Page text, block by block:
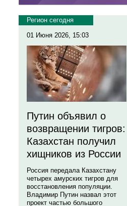
Регион сегодня
01 Июня 2026, 15:03
Путин объявил о
возвращении тигров:
Казахстан получил
хищников из России
Россия передала Казахстану
четырех амурских тигров для
восстановления популяции.
Владимир Путин назвал этот
проект частью большого